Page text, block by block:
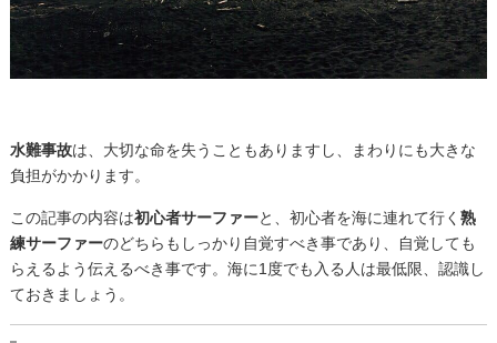
水難事故は、大切な命を失うこともありますし、まわりにも大きな
負担がかかります。
この記事の内容は初心者サーファーと、初心者を海に連れて行く 熟
練サーファーのどちらもしっかり自覚すべき事であり、自覚しても
らえるよう伝えるべき事です。海に1度でも入る人は最低限、認識し
ておきましょう。